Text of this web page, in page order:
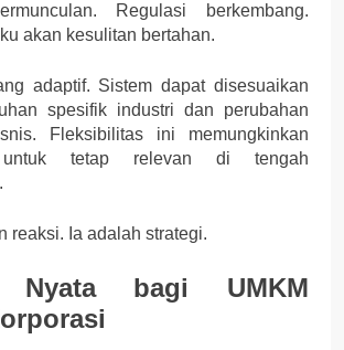
Regulasi berkembang.
akan kesulitan bertahan.
adaptif. Sistem dapat disesuaikan
spesifik industri dan perubahan
Fleksibilitas ini memungkinkan
untuk tetap relevan di tengah
reaksi. Ia adalah strategi.
Nyata bagi UMKM